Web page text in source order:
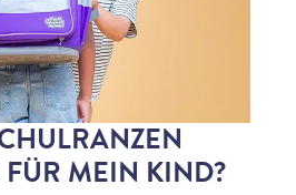
FÜR MEIN KIND?